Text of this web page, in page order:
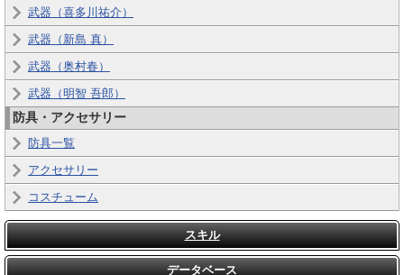
武器（喜多川祐介）
武器（新島 真）
武器（奥村春）
武器（明智 吾郎）
防具・アクセサリー
防具一覧
アクセサリー
コスチューム
スキル
データベース